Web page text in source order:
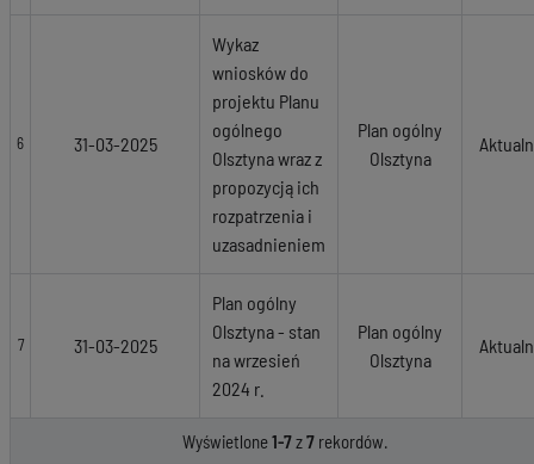
6 31-03-2025
Wykaz
wniosków do
projektu Planu
ogólnego
Olsztyna wraz z
propozycją ich
rozpatrzenia i
uzasadnieniem
Plan ogólny
Olsztyna
7 31-03-2025
Plan ogólny
Olsztyna - stan
na wrzesień
2024 r.
Plan ogólny
Olsztyna
Wyświetlone1-7z7rekordów.